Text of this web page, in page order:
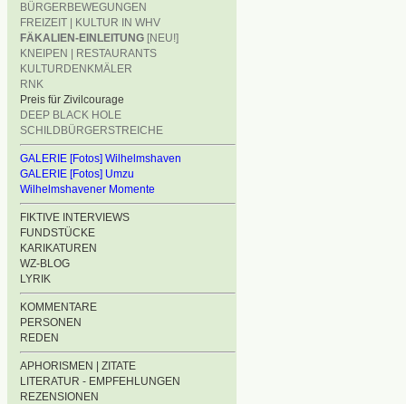
BÜRGERBEWEGUNGEN
FREIZEIT | KULTUR IN WHV
FÄKALIEN-EINLEITUNG [NEU!]
KNEIPEN | RESTAURANTS
KULTURDENKMÄLER
RNK
Preis für Zivilcourage
DEEP BLACK HOLE
SCHILDBÜRGERSTREICHE
GALERIE [Fotos] Wilhelmshaven
GALERIE [Fotos] Umzu
Wilhelmshavener Momente
FIKTIVE INTERVIEWS
FUNDSTÜCKE
KARIKATUREN
WZ-BLOG
LYRIK
KOMMENTARE
PERSONEN
REDEN
APHORISMEN | ZITATE
LITERATUR - EMPFEHLUNGEN
REZENSIONEN